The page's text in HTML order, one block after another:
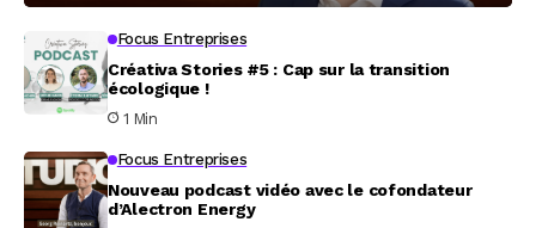
Focus Entreprises
Créativa Stories #5 : Cap sur la transition
écologique !
1 Min
Focus Entreprises
Nouveau podcast vidéo avec le cofondateur
d’Alectron Energy